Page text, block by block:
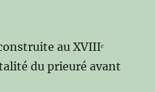
au XVIIIᵉ
du prieuré avant